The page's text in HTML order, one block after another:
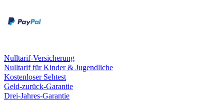
Nulltarif-Versicherung
Nulltarif für Kinder & Jugendliche
Kostenloser Sehtest
Geld-zurück-Garantie
Drei-Jahres-Garantie